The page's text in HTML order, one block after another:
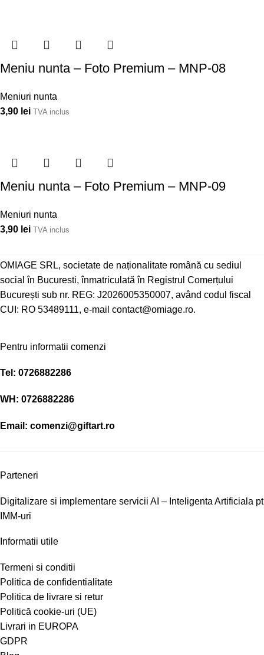
Meniu nunta – Foto Premium – MNP-08
Meniuri nunta
3,90 lei TVA inclus
Meniu nunta – Foto Premium – MNP-09
Meniuri nunta
3,90 lei TVA inclus
OMIAGE SRL, societate de naționalitate română cu sediul
social în Bucuresti, înmatriculată în Registrul Comerțului
București sub nr. REG: J2026005350007, având codul fiscal
CUI: RO 53489111, e-mail contact@omiage.ro.
Pentru informatii comenzi
Tel: 0726882286
WH: 0726882286
Email: comenzi@giftart.ro
Parteneri
Digitalizare si implementare servicii AI – Inteligenta Artificiala pt
IMM-uri
Informatii utile
Termeni si conditii
Politica de confidentialitate
Politica de livrare si retur
Politică cookie-uri (UE)
Livrari in EUROPA
GDPR